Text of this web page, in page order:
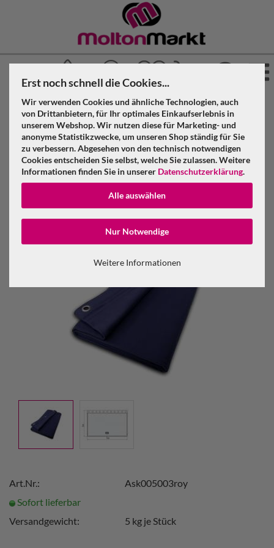
Erst noch schnell die Cookies...
Wir verwenden Cookies und ähnliche Technologien, auch
von Drittanbietern, für Ihr optimales Einkaufserlebnis in
unserem Webshop. Wir nutzen diese für Marketing- und
anonyme Statistikzwecke, um unseren Shop ständig für Sie
zu verbessern. Abgesehen von den technisch notwendigen
Cookies entscheiden Sie selbst, welche Sie zulassen. Weitere
Informationen finden Sie in unserer Datenschutzerklärung.
Alle auswählen
Nur Notwendige
Weitere Informationen
Konto erstellen
Molton Markt » Akustikstoff » Akustikvorhang geöst
Royalblau »
Akustikvorhang royalblau Molton 300 g/m² B=5m (geöst) x
H=3m
Akustikvorhang royalblau Molton 300
g/m² B=5m (geöst) x H=3m
Art.Nr.:
Ask005003roy
Sofort lieferbar
Versandgewicht:
5 kg je Stück